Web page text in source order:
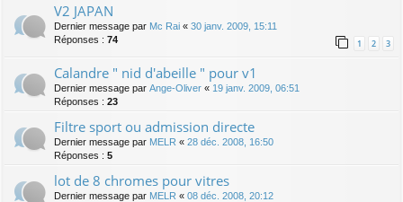
V2 JAPAN
Dernier message par Mc Rai « 30 janv. 2009, 15:11
Réponses : 74 1 2 3
Calandre " nid d'abeille " pour v1
Dernier message par Ange-Oliver « 19 janv. 2009, 06:51
Réponses : 23
Filtre sport ou admission directe
Dernier message par MELR « 28 déc. 2008, 16:50
Réponses : 5
lot de 8 chromes pour vitres
Dernier message par MELR « 08 déc. 2008, 20:12